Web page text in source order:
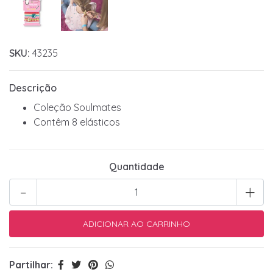
SKU: 43235
Descrição
Coleção Soulmates
Contêm 8 elásticos
Quantidade
+
-
Partilhar: